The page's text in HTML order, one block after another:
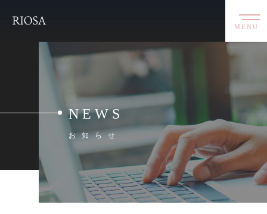
MENU
NEWS
お知らせ